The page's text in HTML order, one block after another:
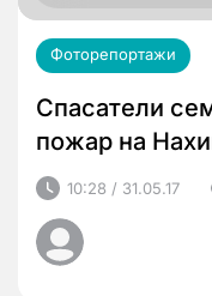
Фоторепортажи
Спасатели
пожар на
10:28 / 31.05.17